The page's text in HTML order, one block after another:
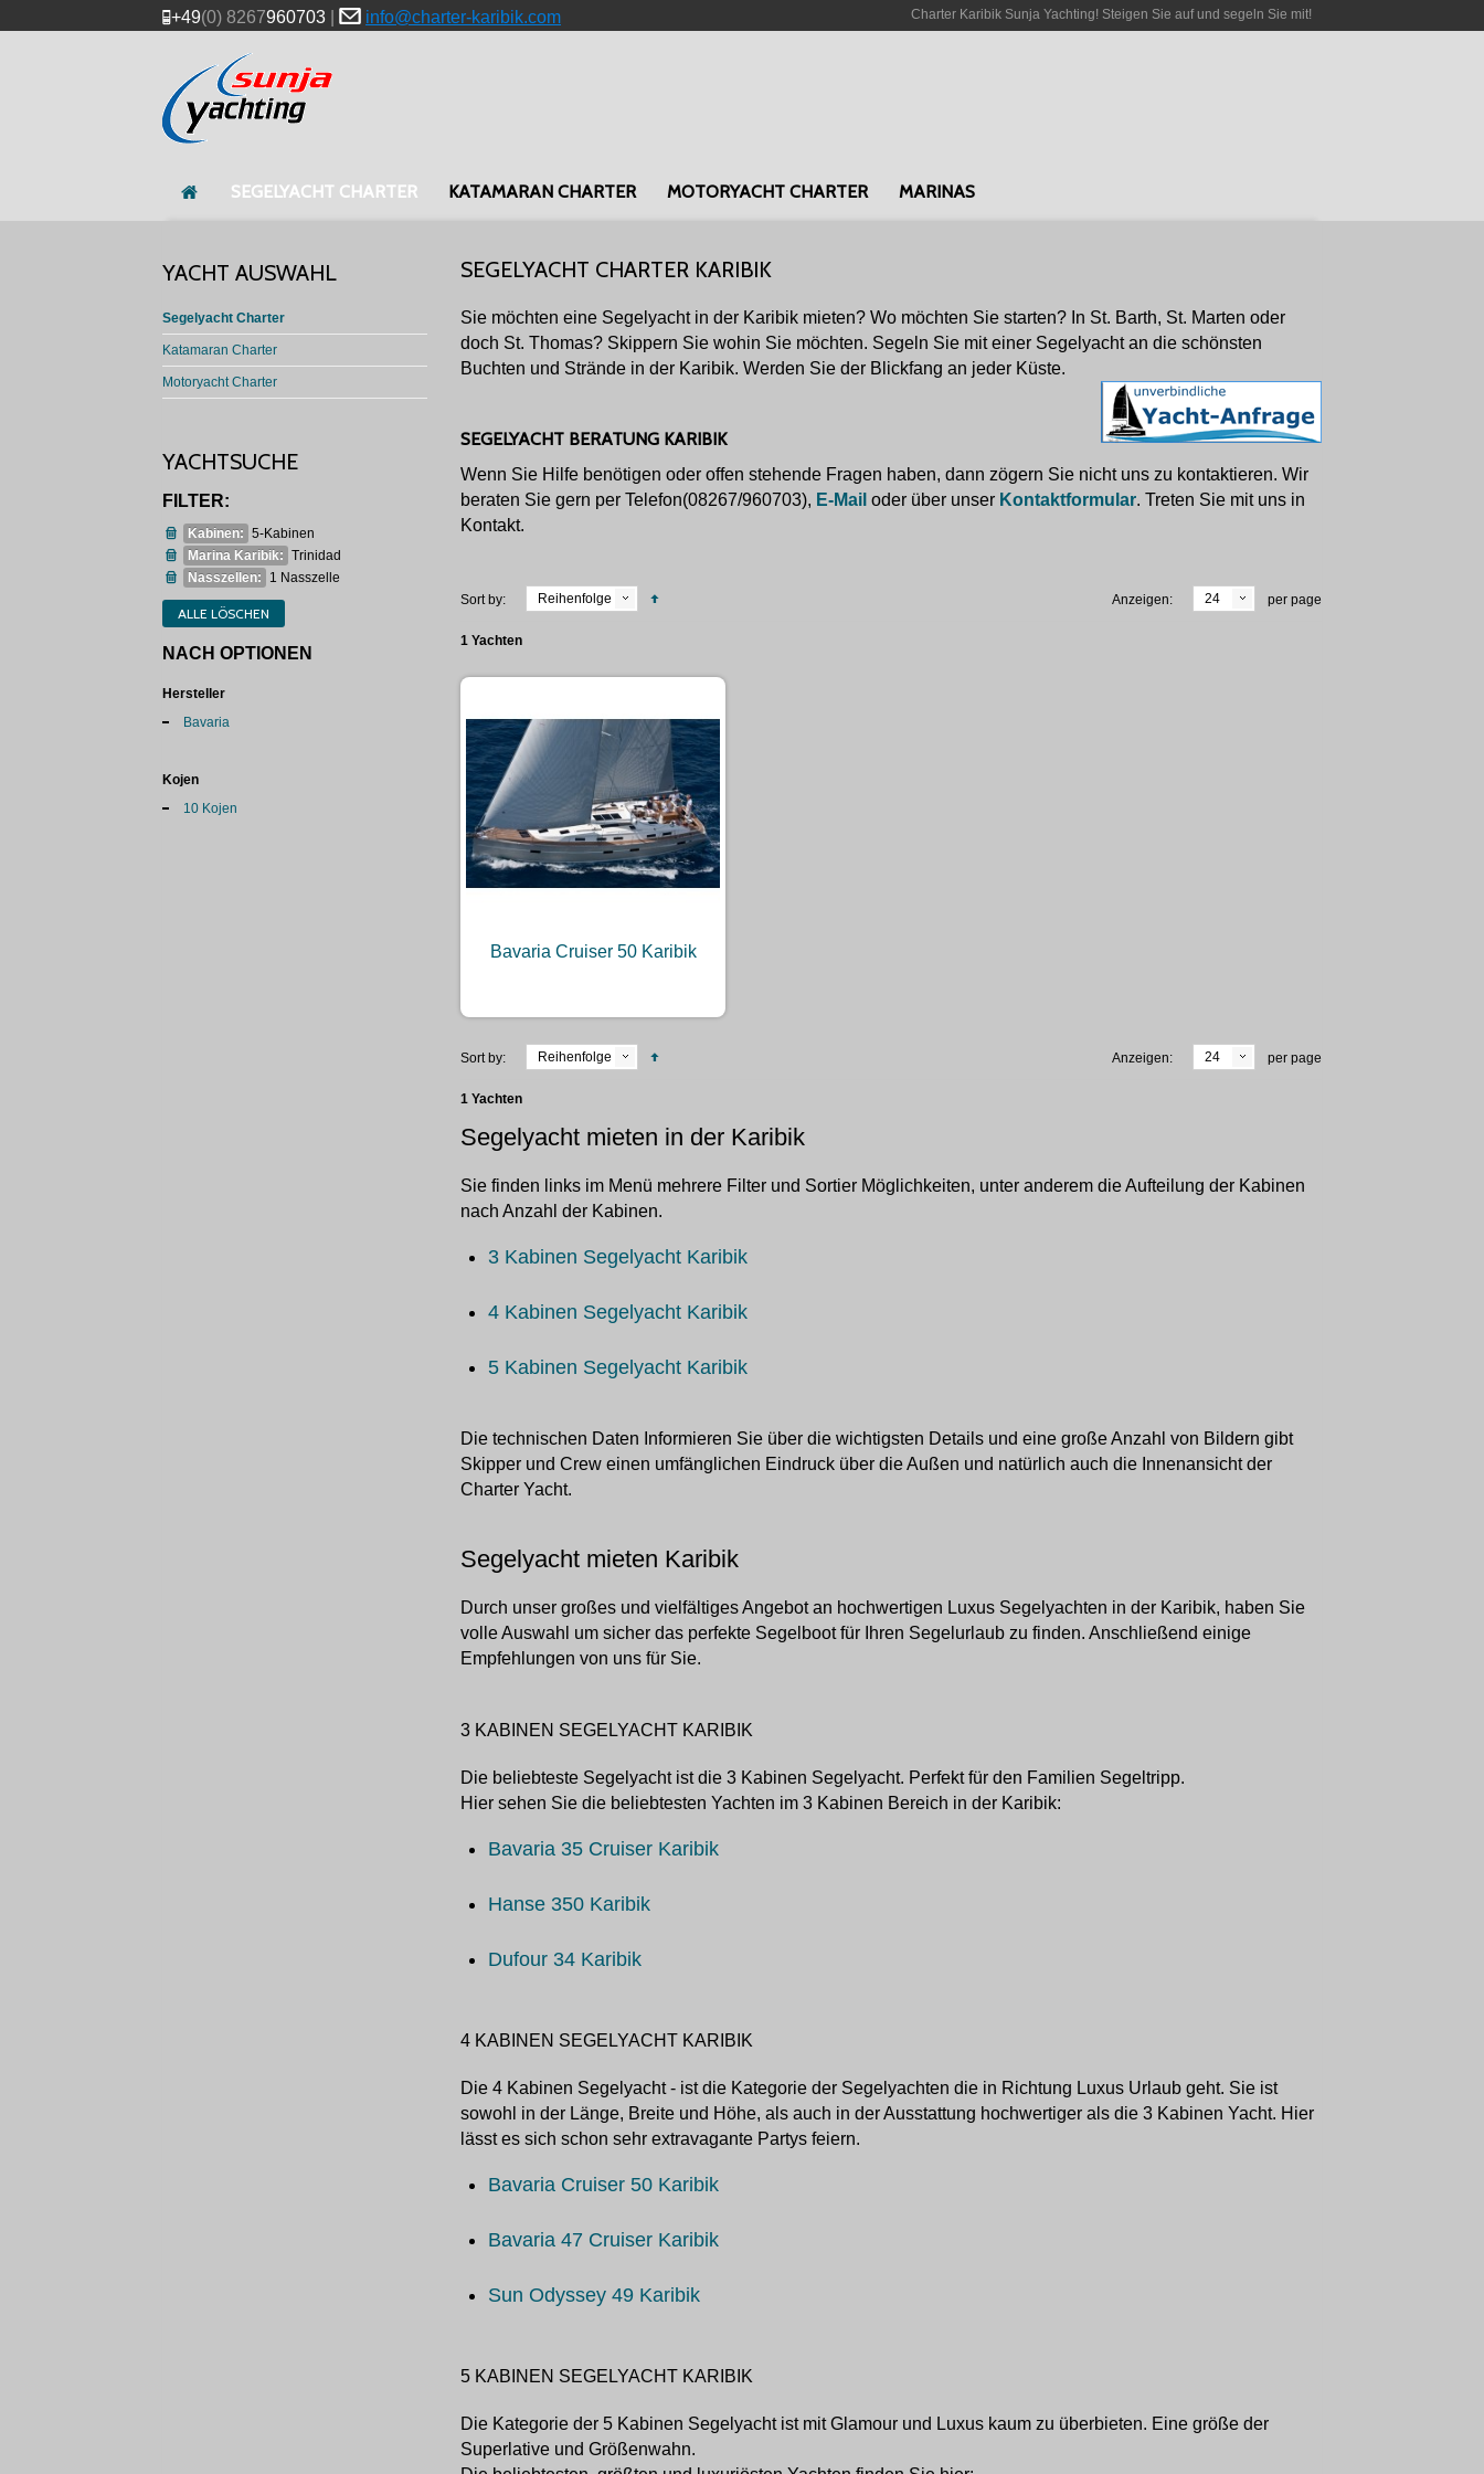
+49(0) 8267960703 info@charter-karibik.com Charter Karibik Sunja Yachting! Steigen Sie auf und segeln Sie mit!
SEGELYACHT CHARTER KATAMARAN CHARTER MOTORYACHT CHARTER MARINAS
SEGELYACHT CHARTER KARIBIK
Sie möchten eine Segelyacht in der Karibik mieten? Wo möchten Sie starten? In St. Barth, St. Marten oder
doch St. Thomas? Skippern Sie wohin Sie möchten. Segeln Sie mit einer Segelyacht an die schönsten
Buchten und Strände in der Karibik. Werden Sie der Blickfang an jeder Küste.
SEGELYACHT BERATUNG KARIBIK
Wenn Sie Hilfe benötigen oder offen stehende Fragen haben, dann zögern Sie nicht uns zu kontaktieren. Wir
beraten Sie gern per Telefon(08267/960703), E-Mail oder über unser Kontaktformular. Treten Sie mit uns in
Kontakt.
Sort by: Reihenfolge Anzeigen: 24 per page
1 Yachten
Bavaria Cruiser 50 Karibik
Sort by: Reihenfolge Anzeigen: 24 per page
1 Yachten
Segelyacht mieten in der Karibik
Sie finden links im Menü mehrere Filter und Sortier Möglichkeiten, unter anderem die Aufteilung der Kabinen
nach Anzahl der Kabinen.
3 Kabinen Segelyacht Karibik
4 Kabinen Segelyacht Karibik
5 Kabinen Segelyacht Karibik
Die technischen Daten Informieren Sie über die wichtigsten Details und eine große Anzahl von Bildern gibt
Skipper und Crew einen umfänglichen Eindruck über die Außen und natürlich auch die Innenansicht der
Charter Yacht.
Segelyacht mieten Karibik
Durch unser großes und vielfältiges Angebot an hochwertigen Luxus Segelyachten in der Karibik, haben Sie
volle Auswahl um sicher das perfekte Segelboot für Ihren Segelurlaub zu finden. Anschließend einige
Empfehlungen von uns für Sie.
3 KABINEN SEGELYACHT KARIBIK
Die beliebteste Segelyacht ist die 3 Kabinen Segelyacht. Perfekt für den Familien Segeltripp.
Hier sehen Sie die beliebtesten Yachten im 3 Kabinen Bereich in der Karibik:
Bavaria 35 Cruiser Karibik
Hanse 350 Karibik
Dufour 34 Karibik
4 KABINEN SEGELYACHT KARIBIK
Die 4 Kabinen Segelyacht - ist die Kategorie der Segelyachten die in Richtung Luxus Urlaub geht. Sie ist
sowohl in der Länge, Breite und Höhe, als auch in der Ausstattung hochwertiger als die 3 Kabinen Yacht. Hier
lässt es sich schon sehr extravagante Partys feiern.
Bavaria Cruiser 50 Karibik
Bavaria 47 Cruiser Karibik
Sun Odyssey 49 Karibik
5 KABINEN SEGELYACHT KARIBIK
Die Kategorie der 5 Kabinen Segelyacht ist mit Glamour und Luxus kaum zu überbieten. Eine größe der
Superlative und Größenwahn.
YACHT AUSWAHL
Segelyacht Charter
Katamaran Charter
Motoryacht Charter
YACHTSUCHE
FILTER:
Kabinen: 5-Kabinen
Marina Karibik: Trinidad
Nasszellen:
1 Nasszelle
ALLE LÖSCHEN
NACH OPTIONEN
Hersteller
Bavaria
Kojen
10 Kojen